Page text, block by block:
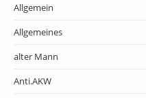
Allgemein
Allgemeines
alter Mann
Anti.AKW